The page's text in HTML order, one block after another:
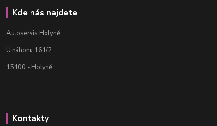
Kde nás najdete
Autoservis Holyně
U náhonu 161/2
15400 - Holyně
Kontakty